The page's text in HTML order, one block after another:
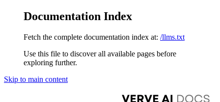
Documentation Index
Fetch the complete documentation index at: /llms.txt
Use this file to discover all available pages before
exploring further.
Skip to main content